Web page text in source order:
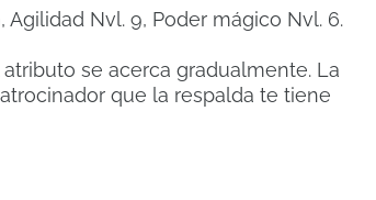
Agilidad Nvl. 9, Poder mágico Nvl. 6.
se acerca gradualmente. La
que la respalda te tiene